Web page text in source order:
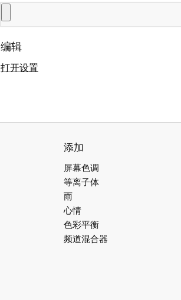
编辑
打开设置
添加
屏幕色调
等离子体
雨
心情
色彩平衡
频道混合器